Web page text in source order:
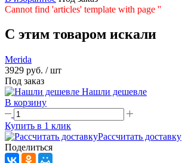
Cannot find 'articles' template with page ''
C этим товаром искали
Merida
3929 руб. / шт
Под заказ
Нашли дешевле
В корзину
Купить в 1 клик
Рассчитать доставку
Поделиться